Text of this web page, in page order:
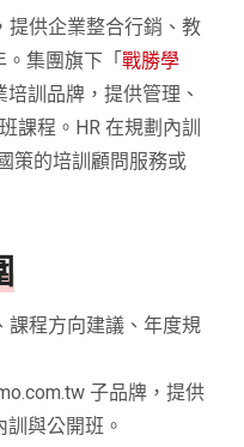
提供企業整合行銷、教
。集團旗下「戰勝學
訓品牌，提供管理、
課程。HR 在規劃內訓
策的培訓顧問服務或
課程方向建議、年度規
子品牌，提供
與公開班。